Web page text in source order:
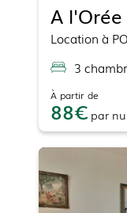
A
Location à
3
À partir de
88 par